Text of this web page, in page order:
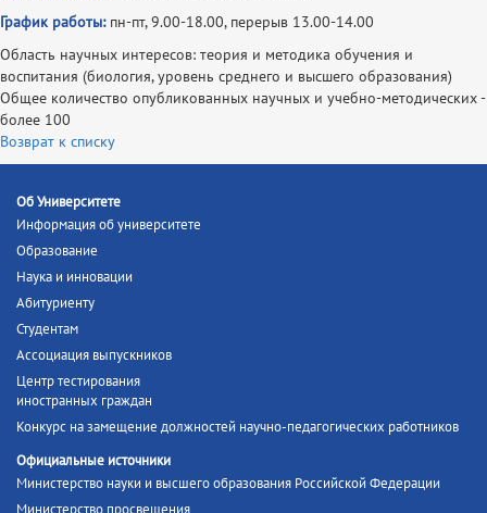
График работы: пн-пт, 9.00-18.00, перерыв 13.00-14.00
Область научных интересов: теория и методика обучения и
воспитания (биология, уровень среднего и высшего образования)
Общее количество опубликованных научных и учебно-методических -
более 100
Возврат к списку
Об Университете
Информация об университете
Образование
Наука и инновации
Абитуриенту
Студентам
Ассоциация выпускников
Центр тестирования
иностранных граждан
Конкурс на замещение должностей научно-педагогических работников
Официальные источники
Министерство науки и высшего образования Российской Федерации